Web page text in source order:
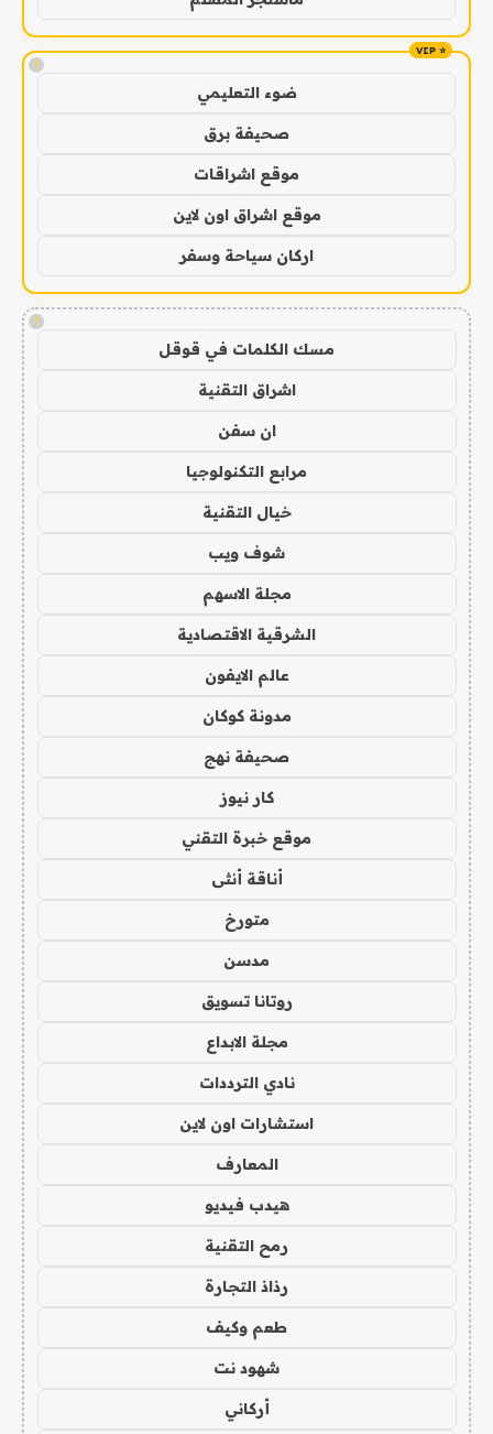
!
ضوء التعليمي
صحيفة برق
موقع اشراقات
موقع اشراق اون لاين
اركان سياحة وسفر
!
مسك الكلمات في قوقل
اشراق التقنية
ان سفن
مرابع التكنولوجيا
خيال التقنية
شوف ويب
مجلة الاسهم
الشرقية الاقتصادية
عالم الايفون
مدونة كوكان
صحيفة نهج
كار نيوز
موقع خبرة التقني
أناقة أنثى
متورخ
مدسن
روتانا تسويق
مجلة الابداع
نادي الترددات
استشارات اون لاين
المعارف
هيدب فيديو
رمح التقنية
رذاذ التجارة
طعم وكيف
شهود نت
أركاني